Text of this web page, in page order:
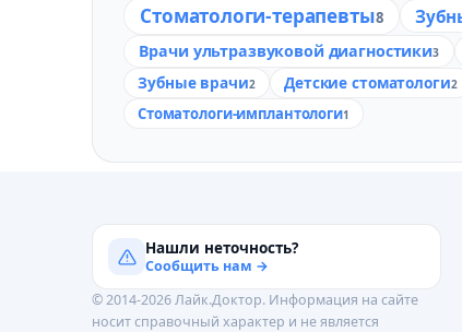
Стоматологи-терапевты8
Врачи ультразвуковой диагностики3
Зубные врачи2 Детские стоматологи2
Стоматологи-имплантологи1
Нашли неточность?
Сообщить нам →
© 2014-2026 Лайк.Доктор. Информация на сайте
носит справочный характер и не является